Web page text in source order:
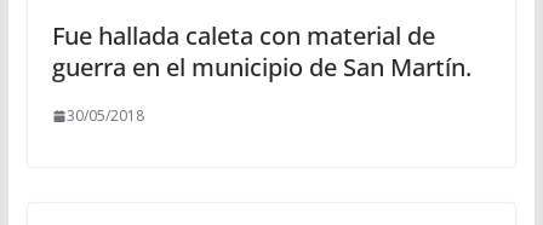
Fue hallada caleta con material de
guerra en el municipio de San Martín.
30/05/2018